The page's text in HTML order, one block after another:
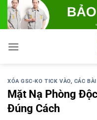
Bỏ
qua
nội
dung
XÓA GSC-KO TICK VÀO, CÁC
Mặt Nạ Phòng
Đúng Cách